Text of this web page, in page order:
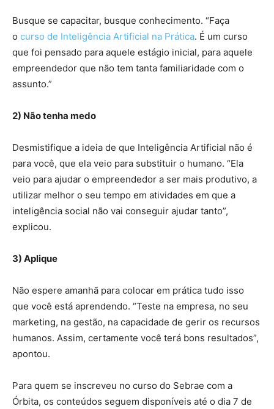
Busque se capacitar, busque conhecimento. “Faça
o curso de Inteligência Artificial na Prática. É um curso
que foi pensado para aquele estágio inicial, para aquele
empreendedor que não tem tanta familiaridade com o
assunto.”
2) Não tenha medo
Desmistifique a ideia de que Inteligência Artificial não é
para você, que ela veio para substituir o humano. “Ela
veio para ajudar o empreendedor a ser mais produtivo, a
utilizar melhor o seu tempo em atividades em que a
inteligência social não vai conseguir ajudar tanto”,
explicou.
3) Aplique
Não espere amanhã para colocar em prática tudo isso
que você está aprendendo. “Teste na empresa, no seu
marketing, na gestão, na capacidade de gerir os recursos
humanos. Assim, certamente você terá bons resultados”,
apontou.
Para quem se inscreveu no curso do Sebrae com a
Órbita, os conteúdos seguem disponíveis até o dia 7 de